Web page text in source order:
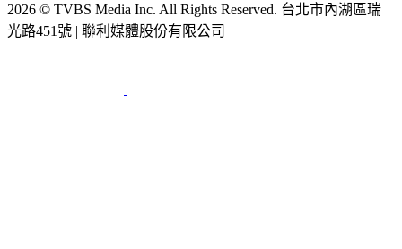
2026 © TVBS Media Inc. All Rights Reserved. 台北市內湖區瑞
光路451號 | 聯利媒體股份有限公司